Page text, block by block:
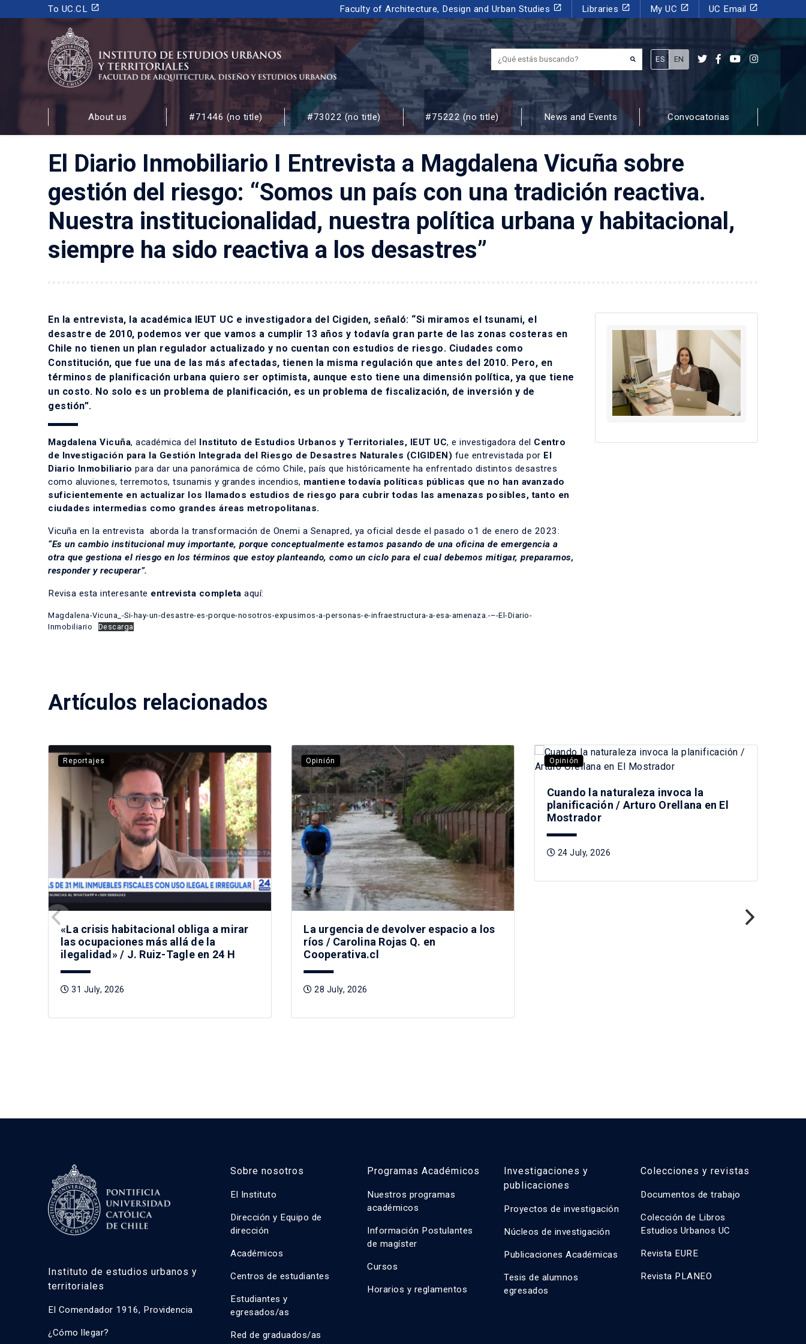
To UC.CL launch Faculty of Architecture, Design and Urban Studies launch Libraries launch My UC launch UC Email launch
INSTITUTO DE ESTUDIOS URBANOS
Y TERRITORIALES
FACULTAD DE ARQUITECTURA, DISEÑO Y ESTUDIOS URBANOS
¿Qué estás buscando?
ES EN
About us #71446 (no title) #73022 (no title) #75222 (no title) News and Events Convocatorias
El Diario Inmobiliario I Entrevista a Magdalena Vicuña sobre
gestión del riesgo: “Somos un país con una tradición reactiva.
Nuestra institucionalidad, nuestra política urbana y habitacional,
siempre ha sido reactiva a los desastres”
En la entrevista, la académica IEUT UC e investigadora del Cigiden, señaló: “Si miramos el tsunami, el
desastre de 2010, podemos ver que vamos a cumplir 13 años y todavía gran parte de las zonas costeras en
Chile no tienen un plan regulador actualizado y no cuentan con estudios de riesgo. Ciudades como
Constitución, que fue una de las más afectadas, tienen la misma regulación que antes del 2010. Pero, en
términos de planificación urbana quiero ser optimista, aunque esto tiene una dimensión política, ya que tiene
un costo. No solo es un problema de planificación, es un problema de fiscalización, de inversión y de
gestión”.
Magdalena Vicuña, académica del Instituto de Estudios Urbanos y Territoriales, IEUT UC, e investigadora del Centro
de Investigación para la Gestión Integrada del Riesgo de Desastres Naturales (CIGIDEN) fue entrevistada por El
Diario Inmobiliario para dar una panorámica de cómo Chile, país que históricamente ha enfrentado distintos desastres
como aluviones, terremotos, tsunamis y grandes incendios, mantiene todavía políticas públicas que no han avanzado
suficientemente en actualizar los llamados estudios de riesgo para cubrir todas las amenazas posibles, tanto en
ciudades intermedias como grandes áreas metropolitanas.
Vicuña en la entrevista aborda la transformación de Onemi a Senapred, ya oficial desde el pasado o1 de enero de 2023:
“Es un cambio institucional muy importante, porque conceptualmente estamos pasando de una oficina de emergencia a
otra que gestiona el riesgo en los términos que estoy planteando, como un ciclo para el cual debemos mitigar, prepararnos,
responder y recuperar”.
Revisa esta interesante entrevista completa aquí:
Magdalena-Vicuna_-Si-hay-un-desastre-es-porque-nosotros-expusimos-a-personas-e-infraestructura-a-esa-amenaza.-–-El-Diario-
Inmobiliario
Descarga
Artículos relacionados
Reportajes
«La crisis habitacional obliga a mirar
las ocupaciones más allá de la
ilegalidad» / J. Ruiz-Tagle en 24 H
31 July, 2026
Opinión
La urgencia de devolver espacio a los
ríos / Carolina Rojas Q. en
Cooperativa.cl
28 July, 2026
Opinión
Cuando la naturaleza invoca la
planificación / Arturo Orellana en El
Mostrador
24 July, 2026
Instituto de estudios urbanos y
territoriales
El Comendador 1916, Providencia
¿Cómo llegar?
Sobre nosotros
El Instituto
Dirección y Equipo de
dirección
Académicos
Centros de estudiantes
Estudiantes y
egresados/as
Red de graduados/as
Programas Académicos
Nuestros programas
académicos
Información Postulantes
de magíster
Cursos
Horarios y reglamentos
Investigaciones y
publicaciones
Proyectos de investigación
Núcleos de investigación
Publicaciones Académicas
Tesis de alumnos
egresados
Colecciones y revistas
Documentos de trabajo
Colección de Libros
Estudios Urbanos UC
Revista EURE
Revista PLANEO